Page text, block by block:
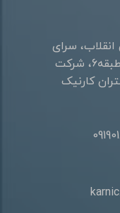
سرای
نوآوری صنایع خلاق(پلاک281)، طبقه6، شرکت
کارنیک